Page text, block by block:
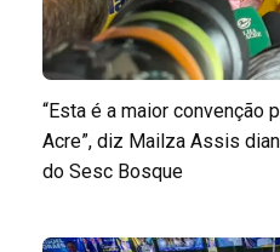
“Esta é a maior convenção
Acre”, diz Mailza Assis
do Sesc Bosque